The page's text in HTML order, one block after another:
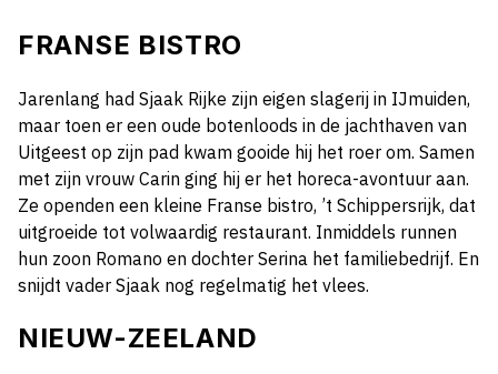
FRANSE BISTRO
Jarenlang had Sjaak Rijke zijn eigen slagerij in IJmuiden,
maar toen er een oude botenloods in de jachthaven van
Uitgeest op zijn pad kwam gooide hij het roer om. Samen
met zijn vrouw Carin ging hij er het horeca-avontuur aan.
Ze openden een kleine Franse bistro, ’t Schippersrijk, dat
uitgroeide tot volwaardig restaurant. Inmiddels runnen
hun zoon Romano en dochter Serina het familiebedrijf. En
snijdt vader Sjaak nog regelmatig het vlees.
NIEUW-ZEELAND